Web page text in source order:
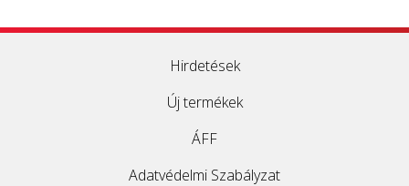
Hirdetések
Új termékek
ÁFF
Adatvédelmi Szabályzat